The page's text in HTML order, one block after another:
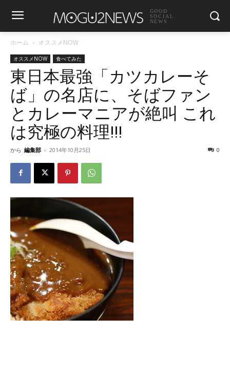
GOOD
SOCIAL
NEWS
ホーム オススメNOW
オススメNOW 食べてみた
東日本最強「カツカレーそ
ば」の名店に、そばファン
とカレーマニアが絶叫 これ
は究極の料理!!!
から 編集部 - 2014年10月25日 0